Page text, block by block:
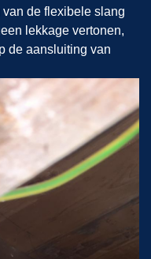
de flexibele slang
lekkage vertonen,
de aansluiting van